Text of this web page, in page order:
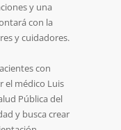
y una
con la
y cuidadores.
con
el médico Luis
Pública del
y busca crear